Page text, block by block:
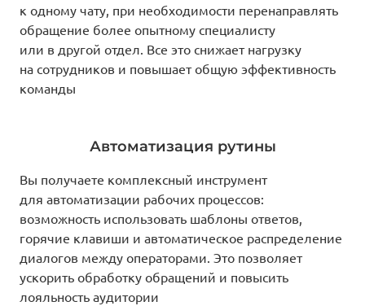
к одному чату, при необходимости перенаправлять
обращение более опытному специалисту
или в другой отдел. Все это снижает нагрузку
на сотрудников и повышает общую эффективность
команды
Автоматизация рутины
Вы получаете комплексный инструмент
для автоматизации рабочих процессов:
возможность использовать шаблоны ответов,
горячие клавиши и автоматическое распределение
диалогов между операторами. Это позволяет
ускорить обработку обращений и повысить
лояльность аудитории